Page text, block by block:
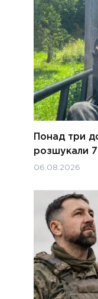
Понад три
розшукали
06.08.2026